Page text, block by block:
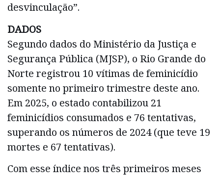
desvinculação”.
DADOS
Segundo dados do Ministério da Justiça e
Segurança Pública (MJSP), o Rio Grande do
Norte registrou 10 vítimas de feminicídio
somente no primeiro trimestre deste ano.
Em 2025, o estado contabilizou 21
feminicídios consumados e 76 tentativas,
superando os números de 2024 (que teve 19
mortes e 67 tentativas).
Com esse índice nos três primeiros meses